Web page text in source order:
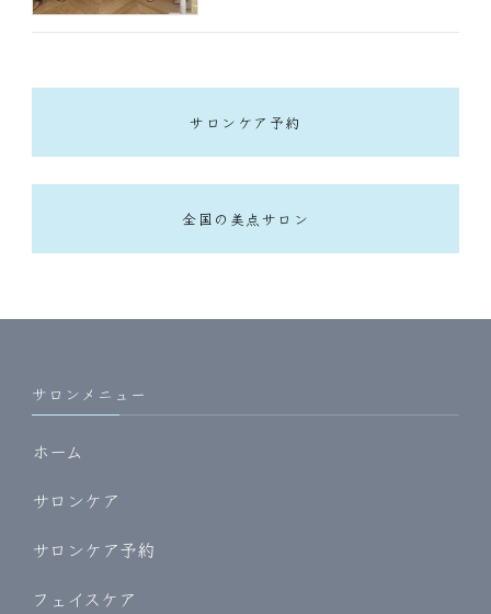
サロンケア予約
全国の美点サロン
サロンメニュー
ホーム
サロンケア
サロンケア予約
フェイスケア